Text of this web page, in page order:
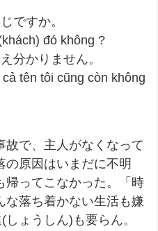
ですか。
đó không ?
分かりません。
tên tôi cũng còn không
故で、主人がなくなって
の原因はいまだに不明
帰ってこなかった。「時
な落ち着かない生活も嫌
ょうしん)も要らん。